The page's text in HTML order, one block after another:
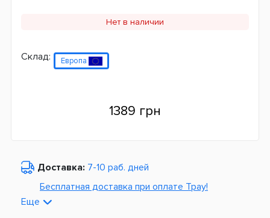
Нет в наличии
Склад: Европа
1389 грн
Доставка: 7-10 раб. дней
Бесплатная доставка при оплате Tpay!
Еще